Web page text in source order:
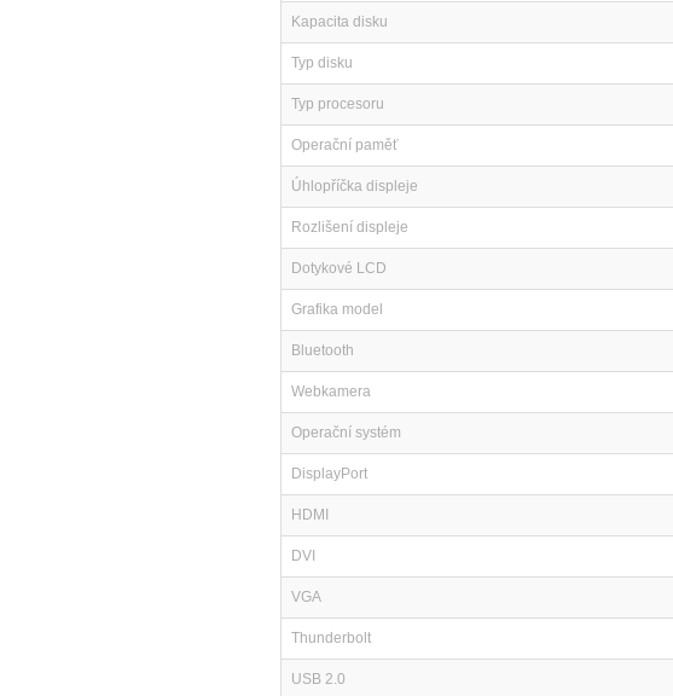
Kapacita disku
Typ disku
Typ procesoru
Operační paměť
Úhlopříčka displeje
Rozlišení displeje
Dotykové LCD
Grafika model
Bluetooth
Webkamera
Operační systém
DisplayPort
HDMI
DVI
VGA
Thunderbolt
USB 2.0